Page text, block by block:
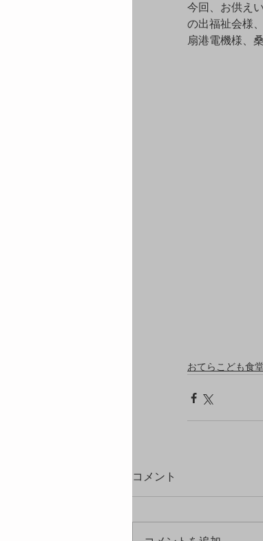
今回、お供え
の出福祉会様、
扇港電機様、
おてらこども食
コメント